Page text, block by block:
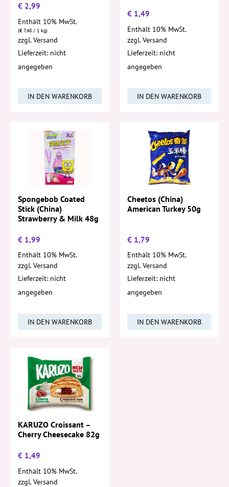
€ 2,99
Enthält 10% MwSt.
(€7,48 / 1 kg)
zzgl.Versand
Lieferzeit: nicht
angegeben
IN DEN WARENKORB
€ 1,49
Enthält 10% MwSt.
zzgl.Versand
Lieferzeit: nicht
angegeben
IN DEN WARENKORB
Spongebob Coated
Stick (China)
Strawberry & Milk 48g
€ 1,99
Enthält 10% MwSt.
zzgl.Versand
Lieferzeit: nicht
angegeben
IN DEN WARENKORB
Cheetos (China)
American Turkey 50g
€ 1,79
Enthält 10% MwSt.
zzgl.Versand
Lieferzeit: nicht
angegeben
IN DEN WARENKORB
KARUZO Croissant –
Cherry Cheesecake 82g
€ 1,49
Enthält 10% MwSt.
zzgl.Versand